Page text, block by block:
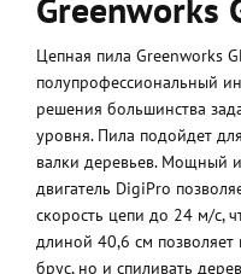
Цепная пила Greenworks
полупрофессиональный
решения большинства
уровня. Пила подойдет
валки деревьев. Мощный
двигатель DigiPro
скорость цепи до 24 м/c,
длиной 40,6 см позволяет
брус, но и спиливать